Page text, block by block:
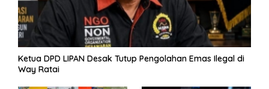
Ketua DPD LIPAN Desak Tutup Pengolahan Emas Ilegal di
Way Ratai